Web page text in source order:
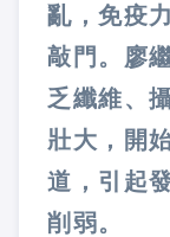
亂，免疫
敲門。廖
乏纖維、
壯大，開
道，引起
削弱。